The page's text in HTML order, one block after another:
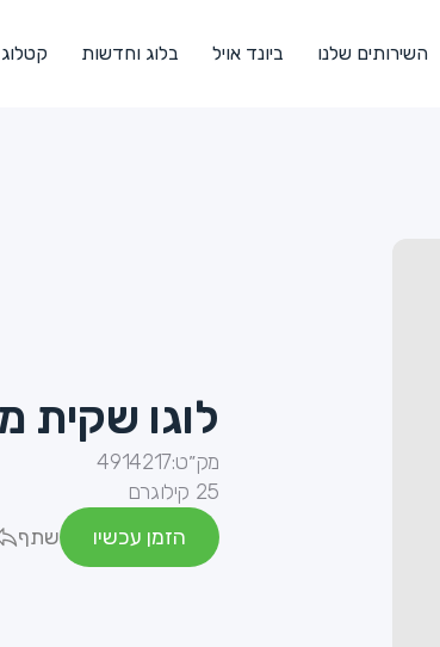
השירותים שלנו ביונד אויל בלוג וחדשות קטלוג
לוגו שקית
מק״ט:4914217
25 קילוגרם
הזמן עכשיו
שתף